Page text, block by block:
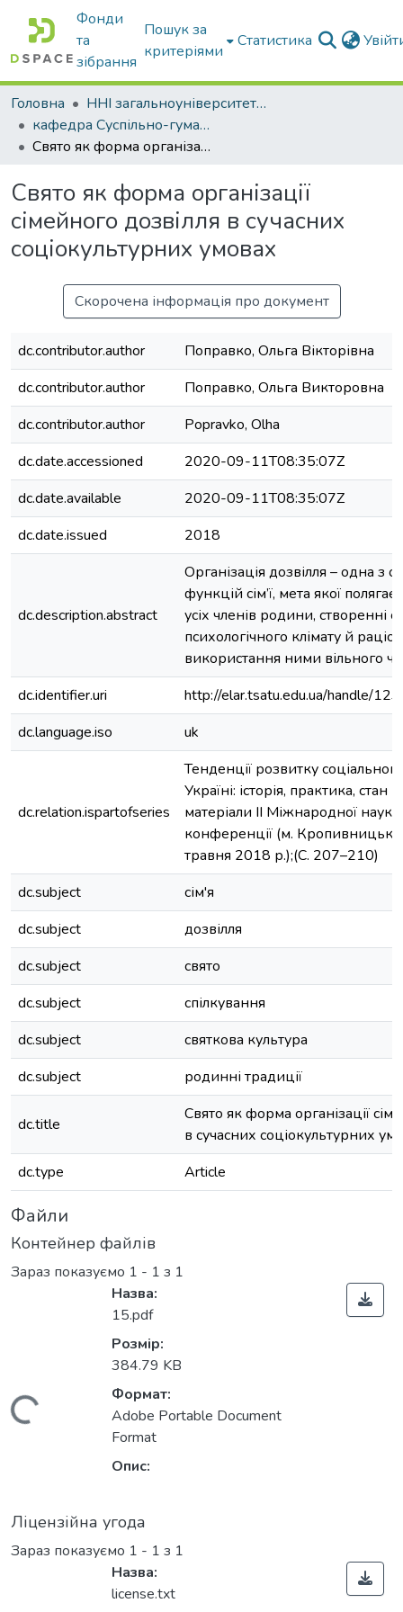
Фонди
та
зібрання
Пошук за
критеріями
Статистика
Головна
ННІ загальноуніверситетської підготовки
кафедра Суспільно-гуманітарні науки
Свято як форма організації сімейного дозвілля в сучасних соціокультурних умовах
Свято як форма організації
сімейного дозвілля в сучасних
соціокультурних умовах
Скорочена інформація про документ
dc.contributor.author
Поправко, Ольга Вікторівна
dc.contributor.author
Поправко, Ольга Викторовна
dc.contributor.author
Popravko, Olha
dc.date.accessioned
2020-09-11T08:35:07Z
dc.date.available
2020-09-11T08:35:07Z
dc.date.issued
2018
dc.description.abstract
Організація дозвілля – одна з
функцій сім’ї, мета якої полягає
усіх членів родини, створенні
психологічного клімату й
використання ними вільного
dc.identifier.uri
http://elar.tsatu.edu.ua/handle/
dc.language.iso
uk
dc.relation.ispartofseries
Тенденції розвитку
Україні: історія, практика, стан
матеріали ІІ Міжнародної
конференції (м.
травня 2018 р.);(С. 207–210)
dc.subject
сім'я
dc.subject
дозвілля
dc.subject
свято
dc.subject
спілкування
dc.subject
святкова культура
dc.subject
родинні традиції
dc.title
Свято як форма організації
в сучасних соціокультурних
dc.type
Article
Файли
Контейнер файлів
Зараз показуємо 1 - 1 з 1
Вантажиться...
Назва:
15.pdf
Розмір:
384.79 KB
Формат:
Adobe Portable Document
Format
Опис:
Ліцензійна угода
Зараз показуємо 1 - 1 з 1
Назва:
license.txt